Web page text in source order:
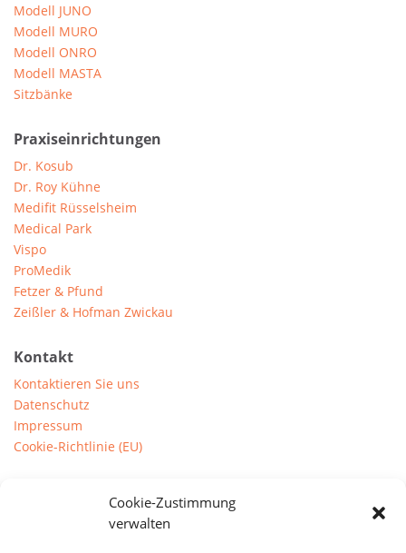
Cookie-Zustimmung
verwalten
Modell JUNO
Modell MURO
Modell ONRO
Modell MASTA
Sitzbänke
Praxiseinrichtungen
Dr. Kosub
Dr. Roy Kühne
Medifit Rüsselsheim
Medical Park
Vispo
ProMedik
Fetzer & Pfund
Zeißler & Hofman Zwickau
Kontakt
Kontaktieren Sie uns
Datenschutz
Impressum
Cookie-Richtlinie (EU)